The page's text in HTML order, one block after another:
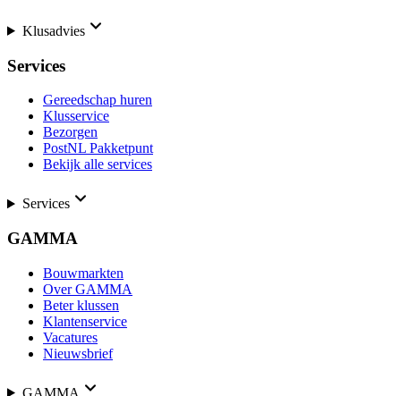
Klusadvies
Services
Gereedschap huren
Klusservice
Bezorgen
PostNL Pakketpunt
Bekijk alle services
Services
GAMMA
Bouwmarkten
Over GAMMA
Beter klussen
Klantenservice
Vacatures
Nieuwsbrief
GAMMA